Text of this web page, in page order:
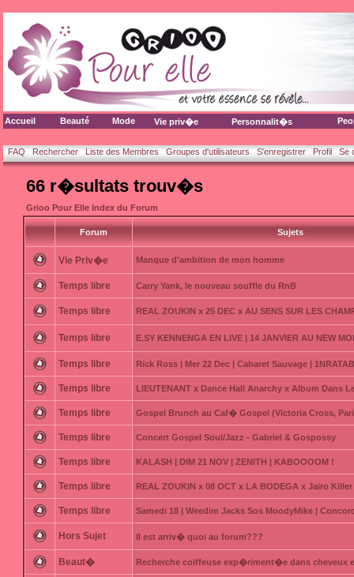
Accueil Beauté Mode Vie priv�e Personnalit�s
FAQ Rechercher Liste des Membres Groupes d'utilisateurs S'enregistrer Profil Se
66 r�sultats trouv�s
Grioo Pour Elle Index du Forum
Forum Sujets
Vie Priv�e Manque d'ambition de mon homme
Temps libre Carry Yank, le nouveau souffle du RnB
Temps libre REAL ZOUKIN x 25 DEC x AU SENS SUR LES
Temps libre E.SY KENNENGA EN LIVE | 14 JANVIER AU NEW
Temps libre Rick Ross | Mer 22 Dec | Cabaret Sauvage |
Temps libre LIEUTENANT x Dance Hall Anarchy x Album Dans
Temps libre Gospel Brunch au Caf� Gospel (Victoria Cross,
Temps libre Concert Gospel Soul/Jazz - Gabriel & Gospossy
Temps libre KALASH | DIM 21 NOV | ZENITH | KABOOOOM !
Temps libre REAL ZOUKIN x 08 OCT x LA BODEGA x Jairo
Temps libre Samedi 18 | Weedim Jacks Sos MoodyMike |
Hors Sujet Il est arriv� quoi au forum???
Beaut� Recherche coiffeuse exp�riment�e dans cheveux